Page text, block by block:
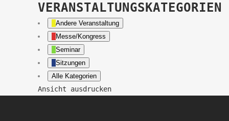
VERANSTALTUNGSKATEGORIEN
Andere Veranstaltung
Messe/Kongress
Seminar
Sitzungen
Alle Kategorien
Ansicht ausdrucken